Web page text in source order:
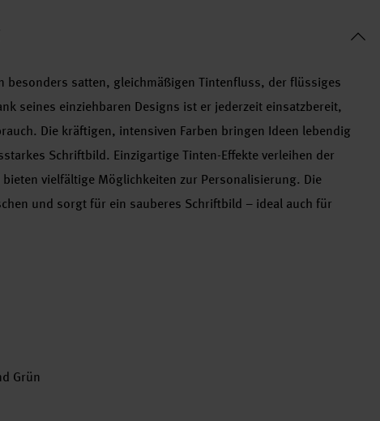
besonders satten, gleichmäßigen Tintenfluss, der flüssiges
seines einziehbaren Designs ist er jederzeit einsatzbereit,
Die kräftigen, intensiven Farben bringen Ideen lebendig
Schriftbild. Einzigartige Tinten-Effekte verleihen der
vielfältige Möglichkeiten zur Personalisierung. Die
und sorgt für ein sauberes Schriftbild – ideal auch für
Grün